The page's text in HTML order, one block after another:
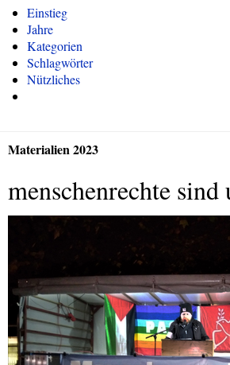
Einstieg
Jahre
Kategorien
Schlagwörter
Nützliches
Materialien 2023
menschenrechte